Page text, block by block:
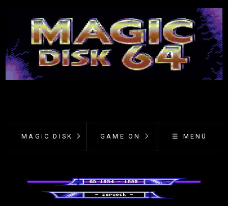
MAGIC DISK GAME ON ☰ MENÜ